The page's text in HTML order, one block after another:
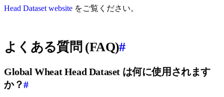
Head Dataset website をご覧ください。
よくある質問 (FAQ)#
Global Wheat Head Dataset は何に使用されます
か？#